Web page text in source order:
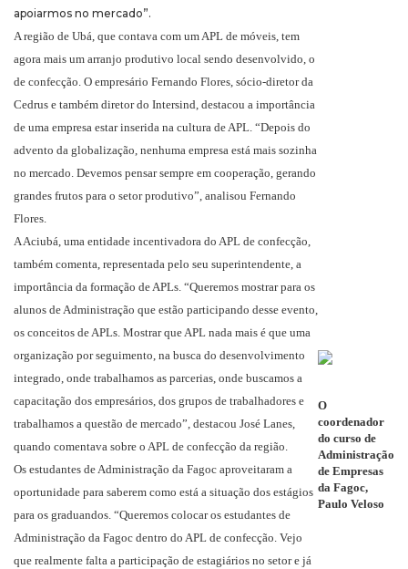
apoiarmos no mercado”.
A região de Ubá, que contava com um APL de móveis, tem
agora mais um arranjo produtivo local sendo desenvolvido, o
de confecção. O empresário Fernando Flores, sócio-diretor da
Cedrus e também diretor do Intersind, destacou a importância
de uma empresa estar inserida na cultura de APL. “Depois do
advento da globalização, nenhuma empresa está mais sozinha
no mercado. Devemos pensar sempre em cooperação, gerando
grandes frutos para o setor produtivo”, analisou Fernando
Flores.
A Aciubá, uma entidade incentivadora do APL de confecção,
também comenta, representada pelo seu superintendente, a
importância da formação de APLs. “Queremos mostrar para os
alunos de Administração que estão participando desse evento,
os conceitos de APLs. Mostrar que APL nada mais é que uma
organização por seguimento, na busca do desenvolvimento
integrado, onde trabalhamos as parcerias, onde buscamos a
capacitação dos empresários, dos grupos de trabalhadores e
trabalhamos a questão de mercado”, destacou José Lanes,
quando comentava sobre o APL de confecção da região.
Os estudantes de Administração da Fagoc aproveitaram a
oportunidade para saberem como está a situação dos estágios
para os graduandos. “Queremos colocar os estudantes de
Administração da Fagoc dentro do APL de confecção. Vejo
que realmente falta a participação de estagiários no setor e já
O
coordenador
do curso de
Administração
de Empresas
da Fagoc,
Paulo Veloso